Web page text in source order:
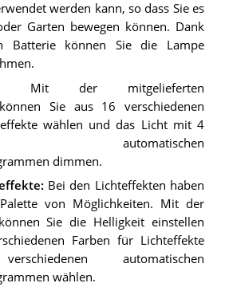
werden kann, so dass Sie es
Garten bewegen können. Dank
Batterie können Sie die Lampe
Mit der mitgelieferten
Sie aus 16 verschiedenen
wählen und das Licht mit 4
automatischen
dimmen.
: Bei den Lichteffekten haben
von Möglichkeiten. Mit der
Sie die Helligkeit einstellen
Farben für Lichteffekte
automatischen
wählen.